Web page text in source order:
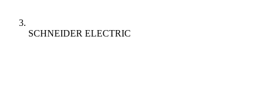
SCHNEIDER ELECTRIC